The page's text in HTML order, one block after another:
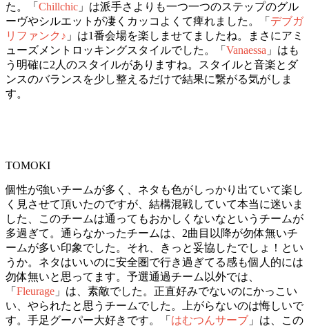
た。「 Chillchic 」は派手さよりも一つ一つのステップのグル
ーヴやシルエットが凄くカッコよくて痺れました。「 デブガ
リファンク♪ 」は1番会場を楽しませてましたね。まさにアミ
ューズメントロッキングスタイルでした。「 Vanaessa 」はも
う明確に2人のスタイルがありますね。スタイルと音楽とダ
ンスのバランスを少し整えるだけで結果に繋がる気がしま
す。
TOMOKI
個性が強いチームが多く、ネタも色がしっかり出ていて楽し
く見させて頂いたのですが、結構混戦していて本当に迷いま
した、このチームは通ってもおかしくないなというチームが
多過ぎて。通らなかったチームは、2曲目以降が勿体無いチ
ームが多い印象でした。それ、きっと妥協したでしょ！とい
うか。ネタはいいのに安全圏で行き過ぎてる感も個人的には
勿体無いと思ってます。予選通過チーム以外では、
「 Fleurage 」は、素敵でした。正直好みでないのにかっこい
い、やられたと思うチームでした。上がらないのは悔しいで
す。手足グーパー大好きです。「 はむつんサーブ 」は、この